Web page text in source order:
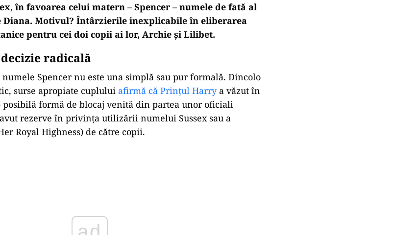
în favoarea celui matern – Spencer – numele de fată al
Diana. Motivul? Întârzierile inexplicabile în eliberarea
pentru cei doi copii ai lor, Archie și Lilibet.
radicală
numele Spencer nu este una simplă sau pur formală. Dincolo
surse apropiate cuplului afirmă că Prințul Harrya văzut în
posibilă formă de blocaj venită din partea unor oficiali
rezerve în privința utilizării numelui Sussex sau a
Royal Highness) de către copii.